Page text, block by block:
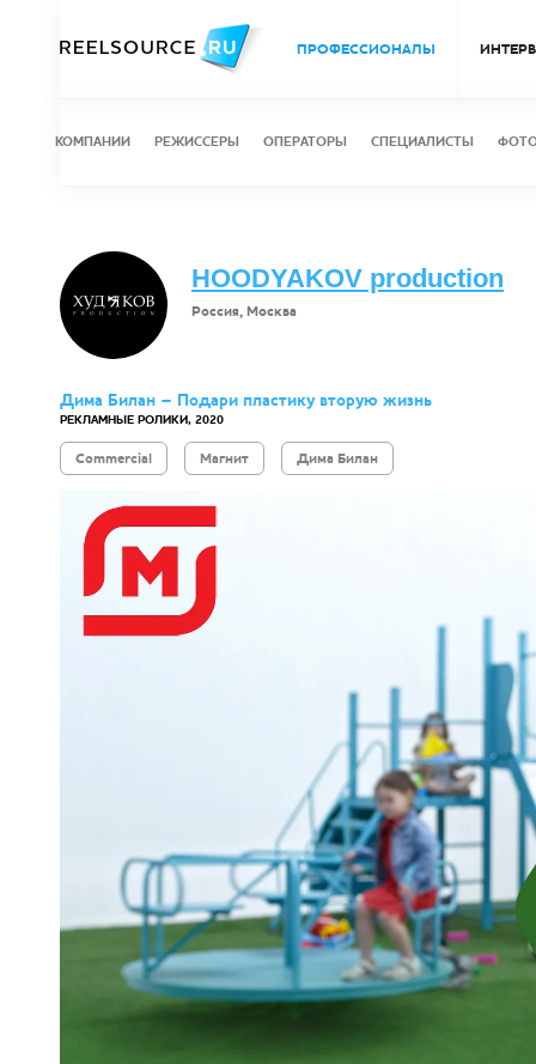
ПРОФЕССИОНАЛЫ
КОМПАНИИ РЕЖИССЕРЫ ОПЕРАТОРЫ СПЕЦИАЛИСТЫ
HOODYAKOV production
Россия, Москва
Дима Билан – Подари пластику вторую жизнь
РЕКЛАМНЫЕ РОЛИКИ, 2020
Commercial Магнит Дима Билан